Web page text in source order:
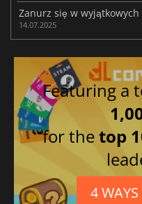
14.07.2025
Featuring a
for thetop
4